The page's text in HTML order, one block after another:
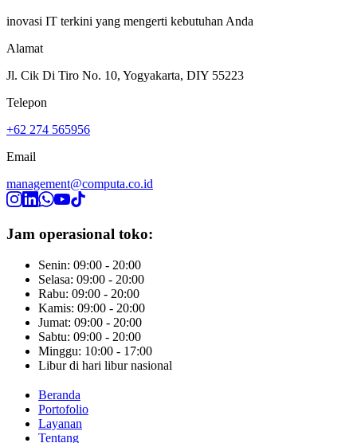
inovasi IT terkini yang mengerti kebutuhan Anda
Alamat
Jl. Cik Di Tiro No. 10, Yogyakarta, DIY 55223
Telepon
+62 274 565956
Email
management@computa.co.id
Jam operasional toko:
Senin: 09:00 - 20:00
Selasa: 09:00 - 20:00
Rabu: 09:00 - 20:00
Kamis: 09:00 - 20:00
Jumat: 09:00 - 20:00
Sabtu: 09:00 - 20:00
Minggu: 10:00 - 17:00
Libur di hari libur nasional
Beranda
Portofolio
Layanan
Tentang